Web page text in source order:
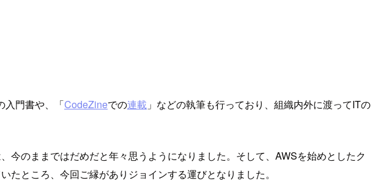
入門書や、「CodeZineでの連載 」などの執筆も行っており、組織内外に渡ってITの
のままではだめだと年々思うようになりました。そして、AWSを始めとしたク
ところ、今回ご縁がありジョインする運びとなりました。